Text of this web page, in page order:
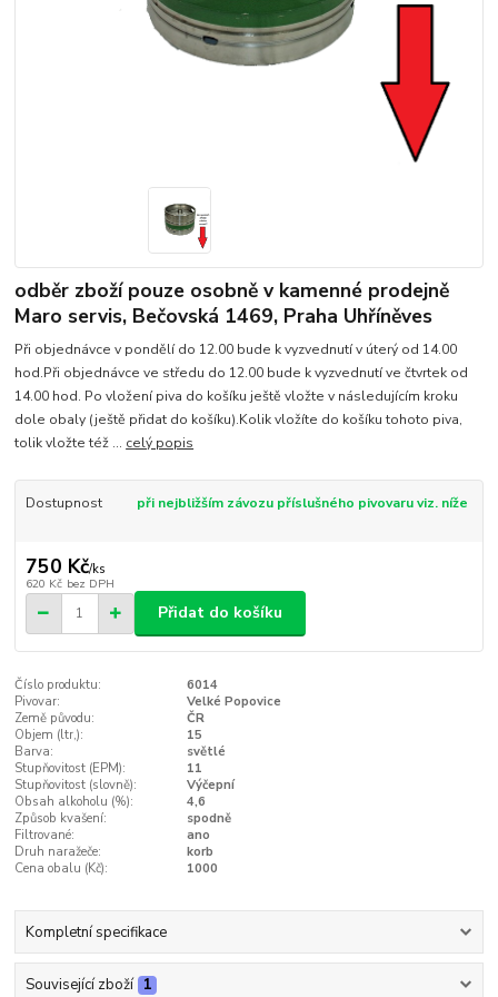
odběr zboží pouze osobně v kamenné prodejně
Maro servis, Bečovská 1469, Praha Uhříněves
Při objednávce v pondělí do 12.00 bude k vyzvednutí v úterý od 14.00
hod.Při objednávce ve středu do 12.00 bude k vyzvednutí ve čtvrtek od
14.00 hod. Po vložení piva do košíku ještě vložte v následujícím kroku
dole obaly (ještě přidat do košíku).Kolik vložíte do košíku tohoto piva,
tolik vložte též ... celý popis
Dostupnost při nejbližším závozu příslušného pivovaru viz. níže
750 Kč/ks
620 Kč bez DPH
Přidat do košíku
Číslo produktu:
6014
Pivovar:
Velké Popovice
Země původu:
ČR
Objem (ltr,):
15
Barva:
světlé
Stupňovitost (EPM):
11
Stupňovitost (slovně):
Výčepní
Obsah alkoholu (%):
4,6
Způsob kvašení:
spodně
Filtrované:
ano
Druh naražeče:
korb
Cena obalu (Kč):
1000
Kompletní specifikace
Související zboží 1